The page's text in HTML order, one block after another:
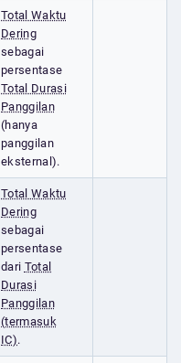
Total Waktu
Dering
sebagai
persentase
Total Durasi
Panggilan
(hanya
panggilan
eksternal).
Total Waktu
Dering
sebagai
persentase
dari Total
Durasi
Panggilan
(termasuk
IC).